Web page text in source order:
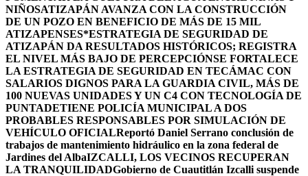
NIÑOSATIZAPÁN AVANZA CON LA CONSTRUCCIÓN
DE UN POZO EN BENEFICIO DE MÁS DE 15 MIL
ATIZAPENSES*ESTRATEGIA DE SEGURIDAD DE
ATIZAPÁN DA RESULTADOS HISTÓRICOS; REGISTRA
EL NIVEL MÁS BAJO DE PERCEPCIÓNSE FORTALECE
LA ESTRATEGIA DE SEGURIDAD EN TECÁMAC CON
SALARIOS DIGNOS PARA LA GUARDIA CIVIL, MÁS DE
100 NUEVAS UNIDADES Y UN C4 CON TECNOLOGÍA DE
PUNTADETIENE POLICÍA MUNICIPAL A DOS
PROBABLES RESPONSABLES POR SIMULACIÓN DE
VEHÍCULO OFICIALReportó Daniel Serrano conclusión de
trabajos de mantenimiento hidráulico en la zona federal de
Jardines del AlbaIZCALLI, LOS VECINOS RECUPERAN
LA TRANQUILIDADGobierno de Cuautitlán Izcalli suspende